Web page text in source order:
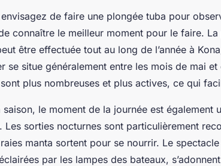
de faire une plongée tuba pour
connaître le meilleur moment pour le faire.
être effectuée tout au long de l’année à
se situe généralement entre les mois de mai
plus nombreuses et plus actives, ce qui
saison, le moment de la journée est également
Les sorties nocturnes sont particulièrement
manta sortent pour se nourrir. Le
par les lampes des bateaux,